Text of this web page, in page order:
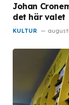
Johan
det här valet
KULTUR